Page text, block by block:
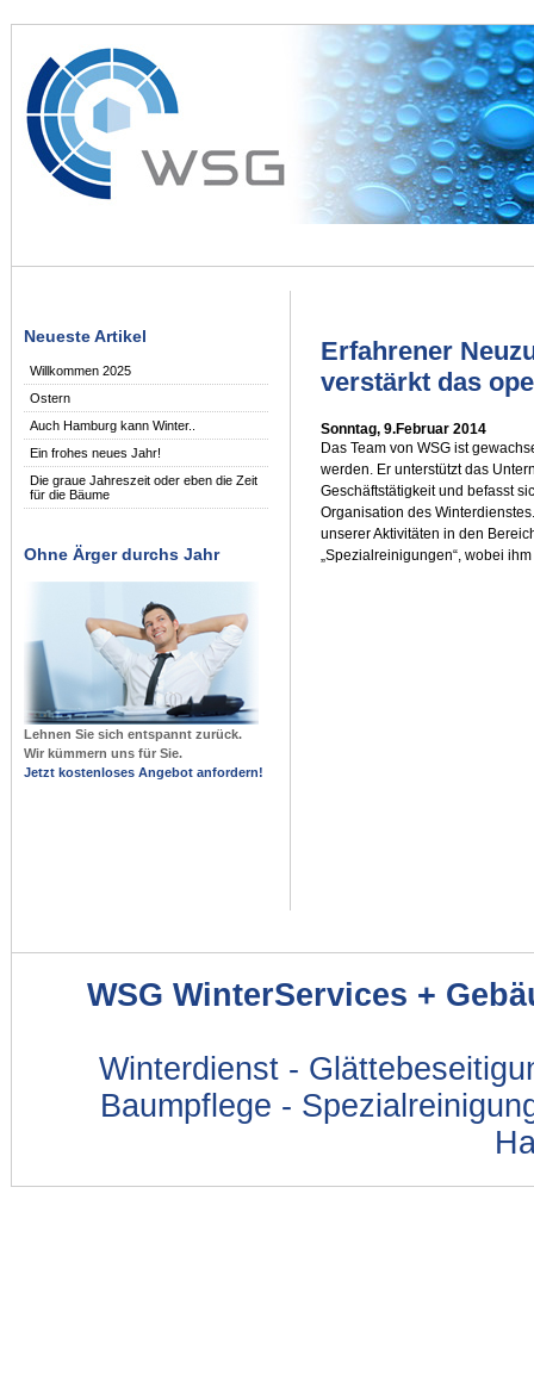
Neueste Artikel
Willkommen 2025
Ostern
Auch Hamburg kann Winter..
Ein frohes neues Jahr!
Die graue Jahreszeit oder eben die Zeit
für die Bäume
Ohne Ärger durchs Jahr
Lehnen Sie sich entspannt zurück.
Wir kümmern uns für Sie.
Jetzt kostenloses Angebot anfordern!
Erfahrener
verstärkt das
Sonntag, 9.Februar 2014
Das Team von WSG ist
werden. Er unterstützt das
Geschäftstätigkeit und befasst
Organisation des
unserer Aktivitäten in den
„Spezialreinigungen“, wobei
WSG WinterServices +
Winterdienst -
Baumpflege -